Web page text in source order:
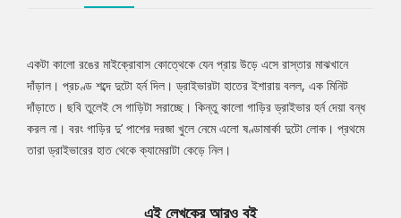
Tab
Article
একটা কালো রঙের মাইক্রোবাস কোত্থেকে যেন প্রায় উড়ে এসে রাস্তার মাঝখানে
দাঁড়াল। প্রচণ্ড শব্দে দুটো হর্ন দিল। ড্রাইভারটা হাতের ইশারায় বলল, এক মিনিট
দাঁড়াতে। ছবি তুলেই সে গাড়িটা সরাচ্ছে। কিন্তু কালো গাড়ির ড্রাইভার হর্ন দেয়া বন্ধ
করল না। বরং গাড়ির দু’ পাশের দরজা খুলে নেমে এলো ষণ্ডামার্কা দুটো লোক। প্রথমে
তারা ড্রাইভারের হাত থেকে ক্যামেরাটা কেড়ে নিল।
এই লেখকের আরও বই